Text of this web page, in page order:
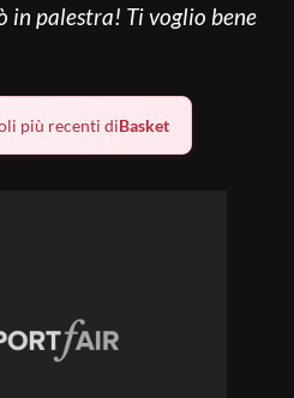
in palestra! Ti voglio bene
più recenti diBasket